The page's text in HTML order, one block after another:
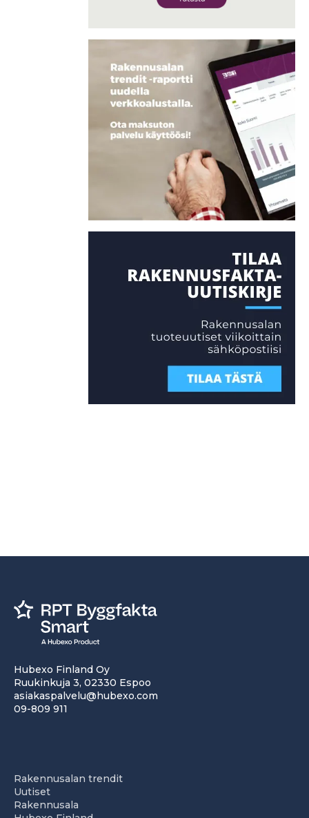
Hubexo Finland Oy
Ruukinkuja 3, 02330 Espoo
asiakaspalvelu@hubexo.com
09-809 911
Rakennusalan trendit
Uutiset
Rakennusala